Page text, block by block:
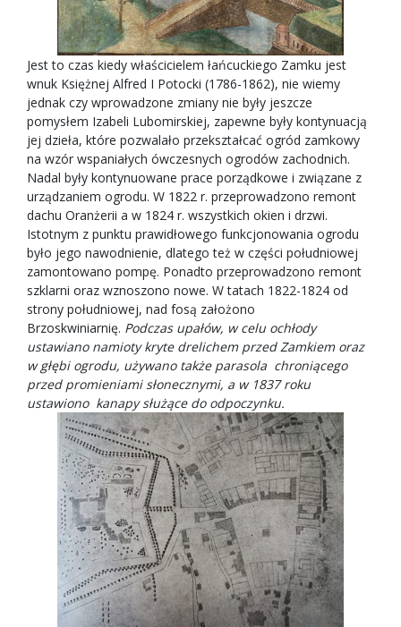
Jest to czas kiedy właścicielem łańcuckiego Zamku jest
wnuk Księżnej Alfred I Potocki (1786-1862), nie wiemy
jednak czy wprowadzone zmiany nie były jeszcze
pomysłem Izabeli Lubomirskiej, zapewne były kontynuacją
jej dzieła, które pozwalało przekształcać ogród zamkowy
na wzór wspaniałych ówczesnych ogrodów zachodnich.
Nadal były kontynuowane prace porządkowe i związane z
urządzaniem ogrodu. W 1822 r. przeprowadzono remont
dachu Oranżerii a w 1824 r. wszystkich okien i drzwi.
Istotnym z punktu prawidłowego funkcjonowania ogrodu
było jego nawodnienie, dlatego też w części południowej
zamontowano pompę. Ponadto przeprowadzono remont
szklarni oraz wznoszono nowe. W tatach 1822-1824 od
strony południowej, nad fosą założono
Brzoskwiniarnię. Podczas upałów, w celu ochłody
ustawiano namioty kryte drelichem przed Zamkiem oraz
w głębi ogrodu, używano także parasola chroniącego
przed promieniami słonecznymi, a w 1837 roku
ustawiono kanapy służące do odpoczynku.